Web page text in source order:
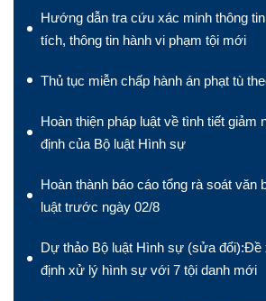
Hướng dẫn tra cứu xác minh thông
tích, thông tin hành vi phạm tội mới
Thủ tục miễn chấp hành án phạt tù
Hoàn thiện pháp luật về tình tiết giảm
định của Bộ luật Hình sự
Hoàn thành báo cáo tổng rà soát văn
luật trước ngày 02/8
Dự thảo Bộ luật Hình sự (sửa đổi):Đề
định xử lý hình sự với 7 tội danh mới